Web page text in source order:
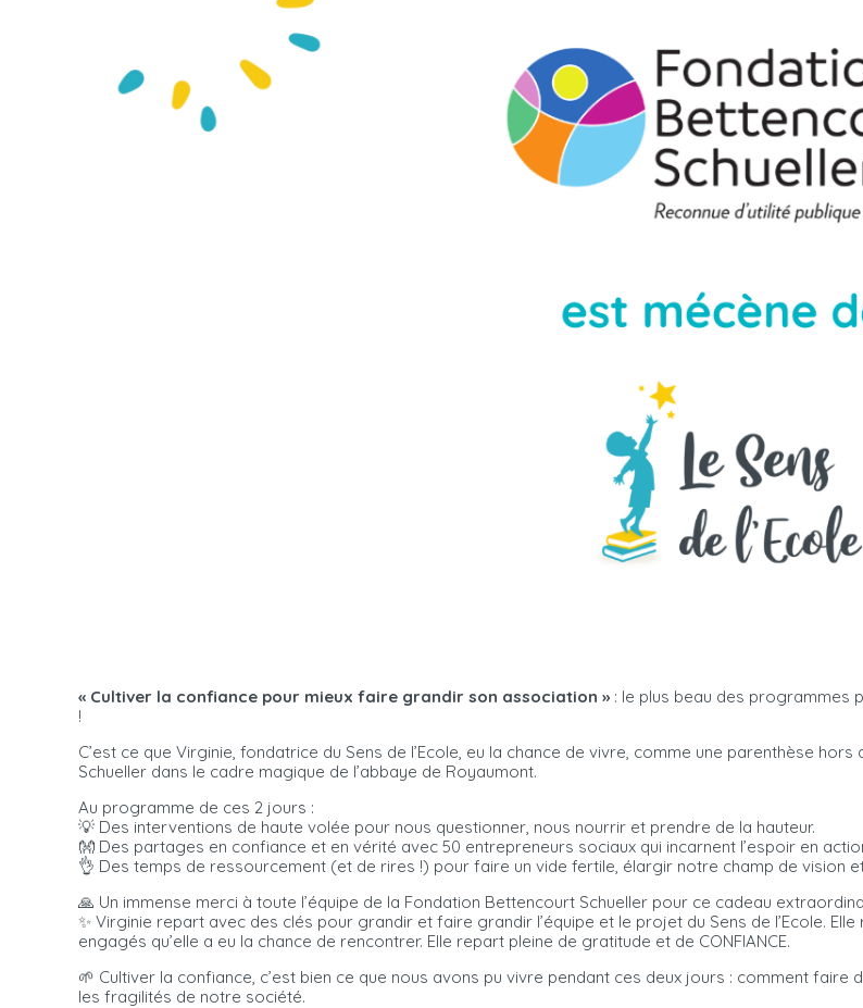
« Cultiver la confiance pour mieux faire grandir son association » : le plus beau des programmes
!
C’est ce que Virginie, fondatrice du Sens de l’Ecole, eu la chance de vivre, comme une parenthèse
Schueller dans le cadre magique de l’abbaye de Royaumont.
Au programme de ces 2 jours :
💡 Des interventions de haute volée pour nous questionner, nous nourrir et prendre de la hauteur.
👐 Des partages en confiance et en vérité avec 50 entrepreneurs sociaux qui incarnent l’espoir en
👌 Des temps de ressourcement (et de rires !) pour faire un vide fertile, élargir notre champ de vision et
🙏 Un immense merci à toute l’équipe de la Fondation Bettencourt Schueller pour ce cadeau
✨ Virginie repart avec des clés pour grandir et faire grandir l’équipe et le projet du Sens de l’Ecole.
engagés qu’elle a eu la chance de rencontrer. Elle repart pleine de gratitude et de CONFIANCE.
🌱 Cultiver la confiance, c’est bien ce que nous avons pu vivre pendant ces deux jours : comment
les fragilités de notre société.